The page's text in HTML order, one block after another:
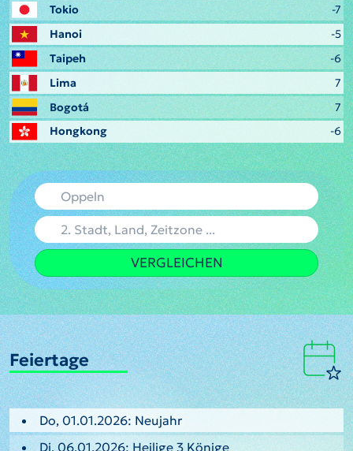
Tokio
-7
Hanoi
-5
Taipeh
-6
Lima
7
Bogotá
7
Hongkong
-6
VERGLEICHEN
Feiertage
Do, 01.01.2026: Neujahr
Di, 06.01.2026: Heilige 3 Könige